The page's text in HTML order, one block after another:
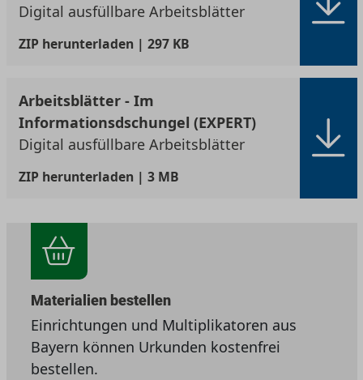
Digital ausfüllbare Arbeitsblätter
ZIP herunterladen | 297 KB
Arbeitsblätter - Im
Informationsdschungel (EXPERT)
Digital ausfüllbare Arbeitsblätter
ZIP herunterladen | 3 MB
Materialien bestellen
Einrichtungen und Multiplikatoren aus
Bayern können Urkunden kostenfrei
bestellen.